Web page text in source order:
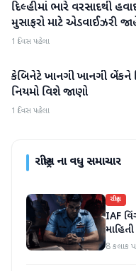
રાષ્ટ્રીય
દિલ્હીમાં ભારે વરસાદથી
મુસાફરો માટે એડવાઈઝરી
1 દિવસ પહેલા
રાષ્ટ્રીય
કેબિનેટે ખાનગી ખાનગી બેંકને
નિયમો વિશે જાણો
1 દિવસ પહેલા
રાષ્ટ્રીયના વધુ સમાચાર
રાષ્ટ્રીય
IAF
8 કલાક